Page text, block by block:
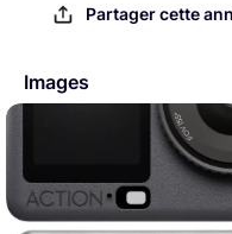
Partager cette
Images